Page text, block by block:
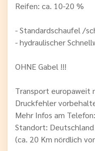
Reifen: ca. 10-20 %
- Standardschaufel /
- hydraulischer
OHNE Gabel !!!
Transport europaweit
Druckfehler
Mehr Infos am
Standort:
(ca. 20 Km nördlich